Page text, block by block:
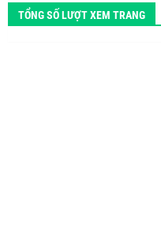
TỔNG SỐ LƯỢT XEM TRANG